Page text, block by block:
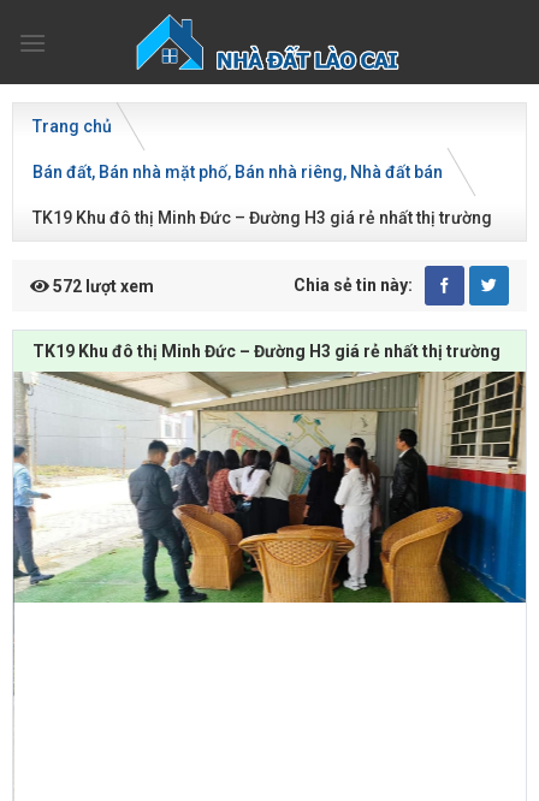
Trang chủ
Bán đất Bán nhà mặt phố Bán nhà riêng Nhà đất bán
TK19 Khu đô thị Minh Đức – Đường H3 giá rẻ nhất thị trường
572 lượt xem Chia sẻ tin này:
TK19 Khu đô thị Minh Đức – Đường H3 giá rẻ nhất thị trường